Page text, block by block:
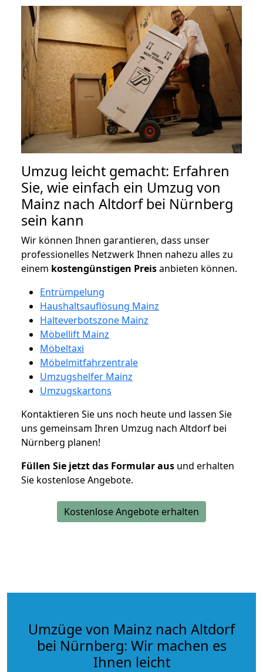
Umzug leicht gemacht: Erfahren
Sie, wie einfach ein Umzug von
Mainz nach Altdorf bei Nürnberg
sein kann
Wir können Ihnen garantieren, dass unser
professionelles Netzwerk Ihnen nahezu alles zu
einem kostengünstigen Preisanbieten können.
Entrümpelung
Haushaltsauflösung Mainz
Halteverbotszone Mainz
Möbellift Mainz
Möbeltaxi
Möbelmitfahrzentrale
Umzugshelfer Mainz
Umzugskartons
Kontaktieren Sie uns noch heute und lassen Sie
uns gemeinsam Ihren Umzug nach Altdorf bei
Nürnberg planen!
Füllen Sie jetzt das Formular aus und erhalten
Sie kostenlose Angebote.
Kostenlose Angebote erhalten
Umzüge von Mainz nach Altdorf
bei Nürnberg: Wir machen es
Ihnen leicht